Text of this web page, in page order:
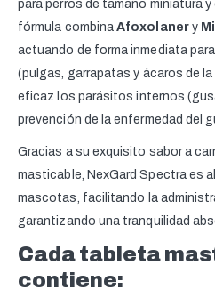
para perros de tamaño miniatura
fórmula combinaAfoxolanery
actuando de forma inmediata
(pulgas, garrapatas y ácaros de
eficaz los parásitos internos
prevención de la enfermedad del
Gracias a su exquisito sabor a
masticable, NexGard Spectra es
mascotas, facilitando la
garantizando una tranquilidad
Cada tableta
contiene: